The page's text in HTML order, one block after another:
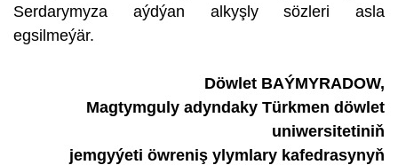
Serdarymyza aýdýan alkyşly sözleri asla
egsilmeýär.
Döwlet BAÝMYRADOW,
Magtymguly adyndaky Türkmen döwlet
uniwersitetiniň
jemgyýeti öwreniş ylymlary kafedrasynyň